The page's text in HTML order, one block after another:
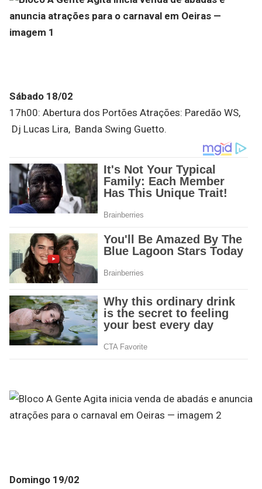
Sábado 18/02
17h00: Abertura dos Portões Atrações: Paredão WS,
Dj Lucas Lira, Banda Swing Guetto.
Domingo 19/02